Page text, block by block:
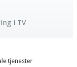
i TV
tjenester